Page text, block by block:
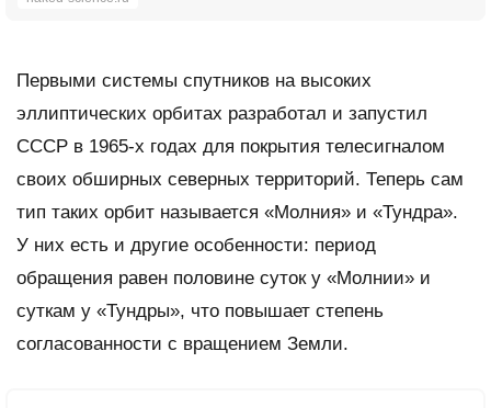
Первыми системы спутников на высоких
эллиптических орбитах разработал и запустил
СССР в 1965-х годах для покрытия телесигналом
своих обширных северных территорий. Теперь сам
тип таких орбит называется «Молния» и «Тундра».
У них есть и другие особенности: период
обращения равен половине суток у «Молнии» и
суткам у «Тундры», что повышает степень
согласованности с вращением Земли.